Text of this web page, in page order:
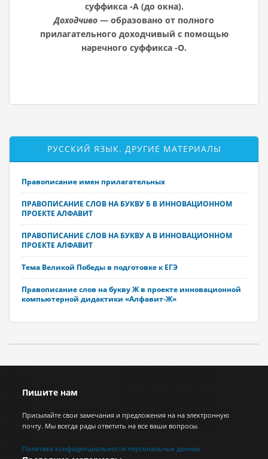
суффикса -А (до окна).
Доходчиво — образовано от полного
прилагательного доходчивый с помощью
наречного суффикса -О.
РУССКИЙ ЯЗЫК. ДРУГИЕ МАТЕРИАЛЫ
Правописание имен прилагательных
ПРАВОПИСАНИЕ СЛОВ НА БУКВУ Б В ИННОВАЦИОННОМ
ПРОЕКТЕ АЛФАВИТ
ПРАВОПИСАНИЕ СЛОВ НА БУКВУ А В ИННОВАЦИОННОМ
ПРОЕКТЕ АЛФАВИТ
Тема Великой Победы в подготовке к ЕГЭ
Правописание слов на букву Ж в проекте инновационной
компьютерной дидактики «Алфавит-Ж»
Пишите нам
Присылайте свои замечания и предложения на на электронную
почту. Мы всегда рады ответить на все ваши вопросы.
Политика конфиденциальности персональных данных